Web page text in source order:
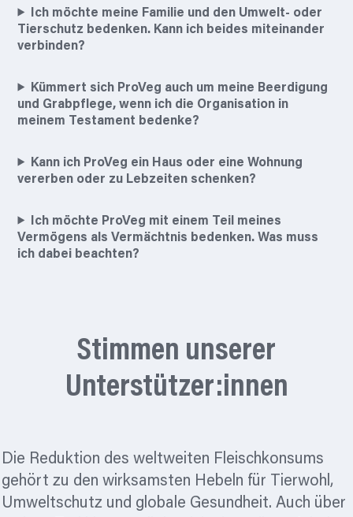
Ich möchte meine Familie und den Umwelt- oder
Tierschutz bedenken. Kann ich beides miteinander
verbinden?
Kümmert sich ProVeg auch um meine Beerdigung
und Grabpflege, wenn ich die Organisation in
meinem Testament bedenke?
Kann ich ProVeg ein Haus oder eine Wohnung
vererben oder zu Lebzeiten schenken?
Ich möchte ProVeg mit einem Teil meines
Vermögens als Vermächtnis bedenken. Was muss
ich dabei beachten?
Stimmen unserer
Unterstützer:innen
Die Reduktion des weltweiten Fleischkonsums
gehört zu den wirksamsten Hebeln für Tierwohl,
Umweltschutz und globale Gesundheit. Auch über